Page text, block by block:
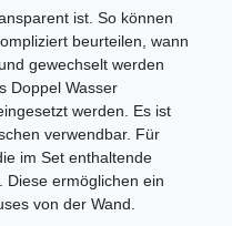
ist. So können
beurteilen, wann
gewechselt werden
Doppel Wasser
werden. Es ist
verwendbar. Für
im Set enthaltende
Diese ermöglichen ein
von der Wand.